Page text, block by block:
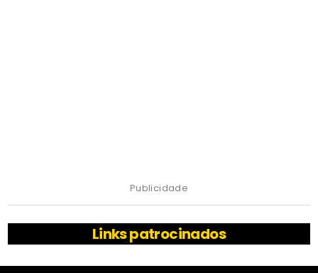
Publicidade
Links patrocinados